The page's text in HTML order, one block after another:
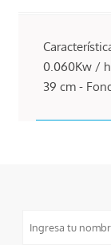
0.060Kw /
39 cm -